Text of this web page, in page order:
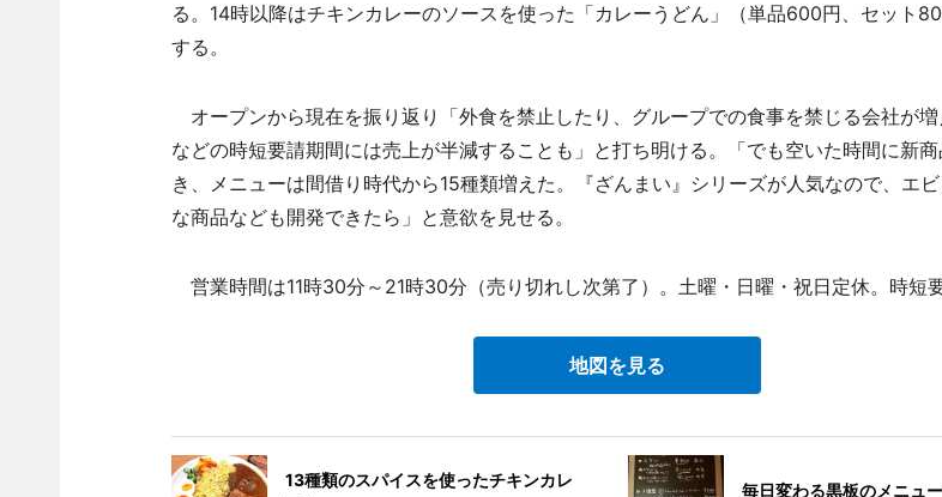
る。14時以降はチキンカレーのソースを使った「カレーうどん」（単品600円、セット
する。
オープンから現在を振り返り「外食を禁止したり、グループでの食事を禁じる会社が
などの時短要請期間には売上が半減することも」と打ち明ける。「でも空いた時間に新
き、メニューは間借り時代から15種類増えた。『ざんまい』シリーズが人気なので、エ
な商品なども開発できたら」と意欲を見せる。
営業時間は11時30分～21時30分（売り切れし次第了）。土曜・日曜・祝日定休。時短要
地図を見る
13種類のスパイスを使ったチキンカレ
毎日変わる黒板のメニュー